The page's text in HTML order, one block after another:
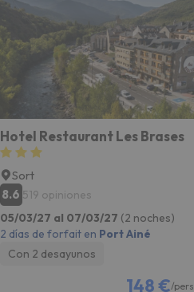
Hotel Restaurant Les Brases
Sort
8.6 519 opiniones
05/03/27 al 07/03/27 (2 noches)
2 días de forfait en Port Ainé
Con 2 desayunos
148 €/pers.